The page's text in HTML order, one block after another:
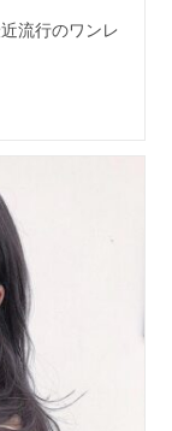
流行のワンレ